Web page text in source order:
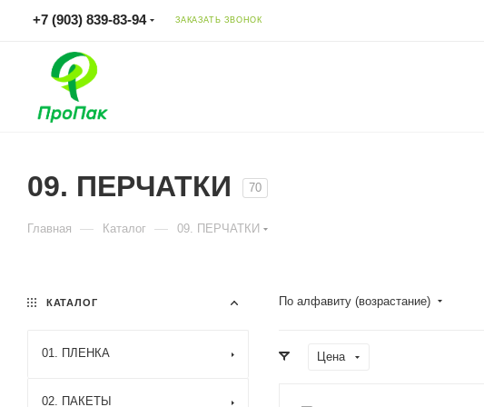
+7 (903) 839-83-94 ЗАКАЗАТЬ ЗВОНОК
09. ПЕРЧАТКИ 70
Главная — Каталог — 09. ПЕРЧАТКИ
По алфавиту (возрастание)
Цена
КАТАЛОГ
01. ПЛЕНКА
02. ПАКЕТЫ